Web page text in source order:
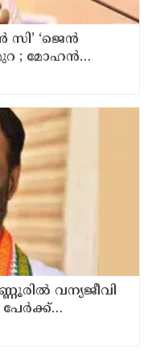
‘ജെൻ
; മോഹൻ
വന്യജീവി